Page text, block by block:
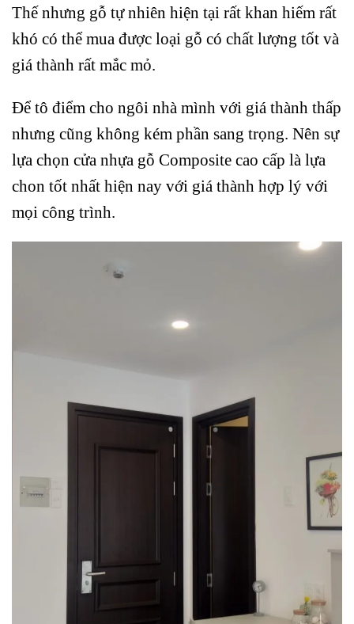
Thế nhưng gỗ tự nhiên hiện tại rất khan hiếm rất
khó có thể mua được loại gỗ có chất lượng tốt và
giá thành rất mắc mỏ.
Để tô điểm cho ngôi nhà mình với giá thành thấp
nhưng cũng không kém phần sang trọng. Nên sự
lựa chọn cửa nhựa gỗ Composite cao cấp là lựa
chon tốt nhất hiện nay với giá thành hợp lý với
mọi công trình.